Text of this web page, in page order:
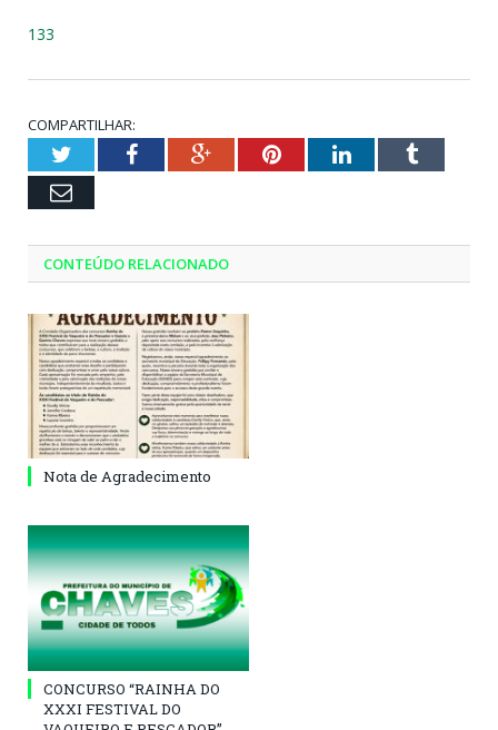
133
COMPARTILHAR:
TwitterFacebookGoogle+PinterestLinkedInTumblr
Email
CONTEÚDO RELACIONADO
Nota de Agradecimento
CONCURSO “RAINHA DO
XXXI FESTIVAL DO